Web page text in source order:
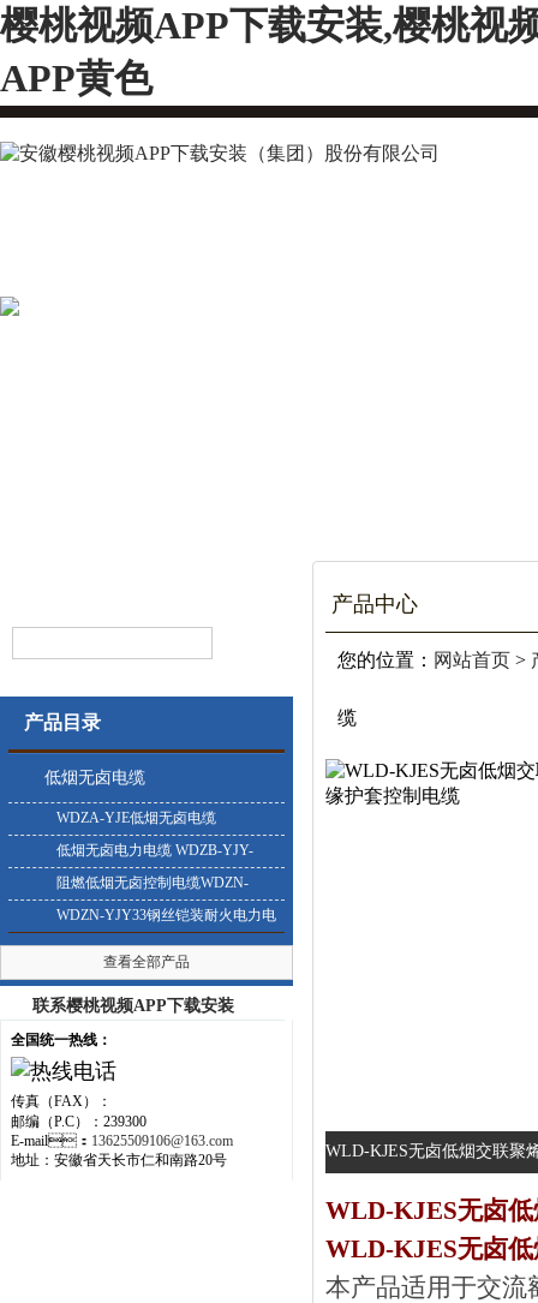
樱桃视频APP下载安装,樱桃视
APP黄色
产品目录
低烟无卤电缆
WDZA-YJE低烟无卤电缆
低烟无卤电力电缆 WDZB-YJY-
0.6/1KV
阻燃低烟无卤控制电缆WDZN-
KYJY
WDZN-YJY33钢丝铠装耐火电力电
缆
查看全部产品
联系樱桃视频APP下载安装
全国统一热线：
传真（FAX）：
邮编（P.C）：239300
E-mail： 13625509106@163.com
地址：安徽省天长市仁和南路20号
产品中心
您的位置： 网站首页 >
缆
WLD-KJES无卤低烟交联聚
WLD-KJES无卤低
WLD-KJES无卤
本产品适用于交流额